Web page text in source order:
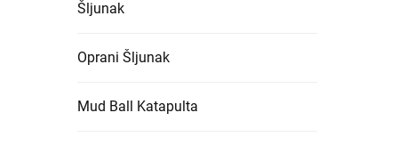
industrijskih otpadnih voda, sprječavajući
Šljunak
Oprani Šljunak
Mud Ball Katapulta